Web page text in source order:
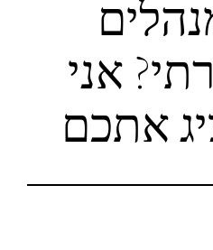
אני
אתכם